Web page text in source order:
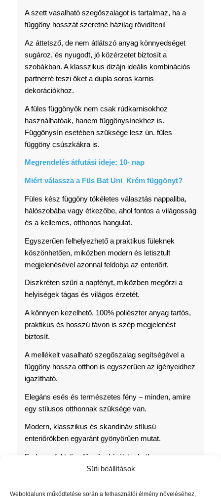
Süti beállítások
Weboldalunk működtetése során a felhasználói élmény növeléséhez,
A szett vasalható szegőszalagot is tartalmaz, ha a
függöny hosszát szeretné házilag rövidíteni!
Az áttetsző, de nem átlátszó anyag könnyedséget
sugároz, és nyugodt, jó közérzetet biztosít a
szobákban. A klasszikus dizájn ideális kombinációs
partnerré teszi őket a dupla soros karnis
dekorációkhoz.
A füles függönyök nem csak rúdkarnisokhoz
használhatóak, hanem függönysínekhez is.
Függönysín esetében szüksége lesz ún. füles
függöny csúszkákra is.
Megrendelés átfutási ideje: 10- nap
Miért válassza a Füs Bat Uni Krém függönyt?
Füles kész függöny tökéletes választás nappaliba,
hálószobába vagy étkezőbe, ahol fontos a világosság
és a kellemes, otthonos hangulat.
Egyszerűen felhelyezhető a praktikus füleknek
köszönhetően, miközben modern és letisztult
megjelenésével azonnal feldobja az enteriőrt.
Diszkréten szűri a napfényt, miközben megőrzi a
helyiségek tágas és világos érzetét.
A könnyen kezelhető, 100% poliészter anyag tartós,
praktikus és hosszú távon is szép megjelenést
biztosít.
A mellékelt vasalható szegőszalag segítségével a
függöny hossza otthon is egyszerűen az igényeidhez
igazítható.
Elegáns esés és természetes fény – minden, amire
egy stílusos otthonnak szüksége van.
Modern, klasszikus és skandináv stílusú
enteriőrökben egyaránt gyönyörűen mutat.
Fedezze fel teljes függönykínálatunkat!